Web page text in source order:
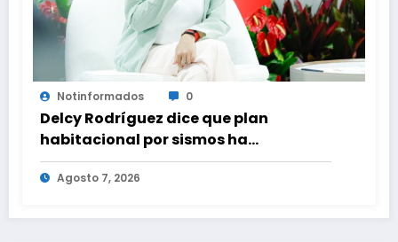
Notinformados 0
Delcy Rodríguez dice que plan
habitacional por sismos ha
beneficiado a unas 2.000 personas en
una semana
Agosto 7, 2026